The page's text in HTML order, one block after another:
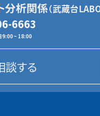
分析関係（武蔵台LABO
6663
9:00 ~ 18:00
談する